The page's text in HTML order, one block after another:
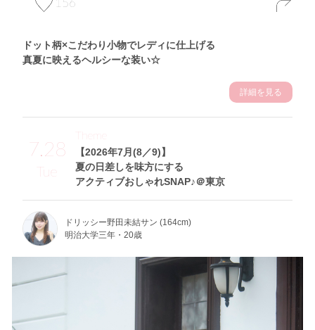
ドット柄×こだわり小物でレディに仕上げる
真夏に映えるヘルシーな装い☆
詳細を見る
7.28
Tue
【2026年7月(8／9)】
夏の日差しを味方にする
アクティブおしゃれSNAP♪＠東京
Theme
ドリッシー野田未結サン (164cm)
明治大学三年・20歳